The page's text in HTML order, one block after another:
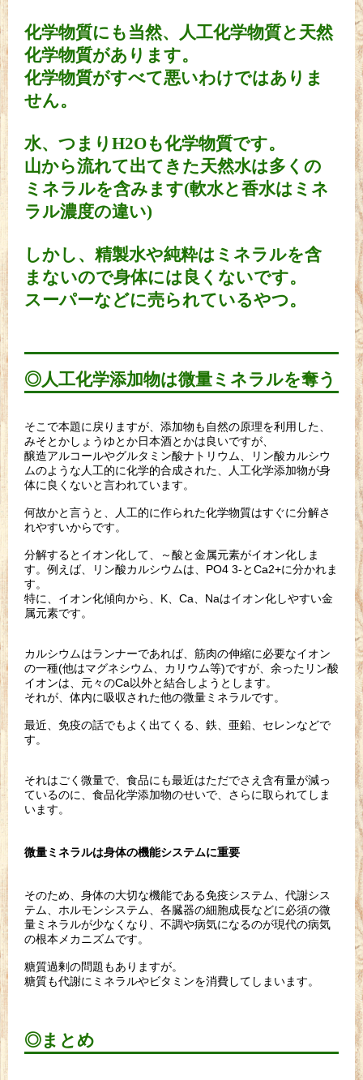
化学物質にも当然、人工化学物質と天然
化学物質があります。
化学物質がすべて悪いわけではありま
せん。
水、つまりH2Oも化学物質です。
山から流れて出てきた天然水は多くの
ミネラルを含みます(軟水と香水はミネ
ラル濃度の違い)
しかし、精製水や純粋はミネラルを含
まないので身体には良くないです。
スーパーなどに売られているやつ。
◎人工化学添加物は微量ミネラルを奪う
そこで本題に戻りますが、添加物も自然の原理を利用した、
みそとかしょうゆとか日本酒とかは良いですが、
醸造アルコールやグルタミン酸ナトリウム、リン酸カルシウ
ムのような人工的に化学的合成された、人工化学添加物が身
体に良くないと言われています。
何故かと言うと、人工的に作られた化学物質はすぐに分解さ
れやすいからです。
分解するとイオン化して、～酸と金属元素がイオン化しま
す。例えば、リン酸カルシウムは、PO4 3-とCa2+に分かれま
す。
特に、イオン化傾向から、K、Ca、Naはイオン化しやすい金
属元素です。
カルシウムはランナーであれば、筋肉の伸縮に必要なイオン
の一種(他はマグネシウム、カリウム等)ですが、余ったリン酸
イオンは、元々のCa以外と結合しようとします。
それが、体内に吸収された他の微量ミネラルです。
最近、免疫の話でもよく出てくる、鉄、亜鉛、セレンなどで
す。
それはごく微量で、食品にも最近はただでさえ含有量が減っ
ているのに、食品化学添加物のせいで、さらに取られてしま
います。
微量ミネラルは身体の機能システムに重要
そのため、身体の大切な機能である免疫システム、代謝シス
テム、ホルモンシステム、各臓器の細胞成長などに必須の微
量ミネラルが少なくなり、不調や病気になるのが現代の病気
の根本メカニズムです。
糖質過剰の問題もありますが。
糖質も代謝にミネラルやビタミンを消費してしまいます。
◎まとめ